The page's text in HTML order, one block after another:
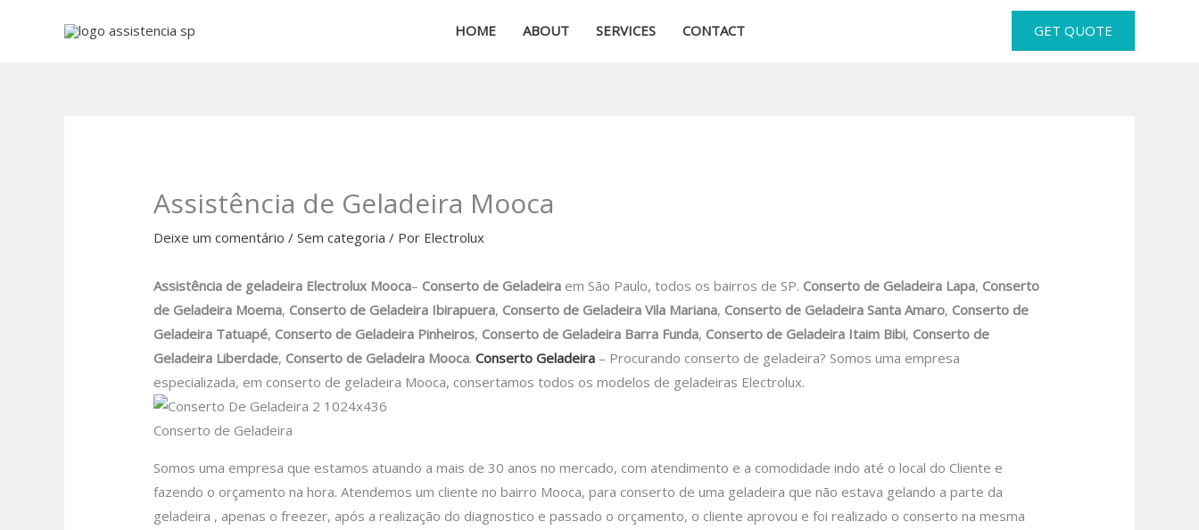
HOME ABOUT SERVICES CONTACT GET QUOTE
Assistência de Geladeira Mooca
Deixe um comentário /Sem categoria / Por Electrolux
Assistência de geladeira Electrolux Mooca–Conserto de Geladeira em São Paulo, todos os bairros de SP.Conserto de Geladeira Lapa,Conserto
de Geladeira Moema,Conserto de Geladeira Ibirapuera,Conserto de Geladeira Vila Mariana,Conserto de Geladeira Santa Amaro,Conserto de
Geladeira Tatuapé,Conserto de Geladeira Pinheiros,Conserto de Geladeira Barra Funda,Conserto de Geladeira Itaim Bibi,Conserto de
Geladeira Liberdade,Conserto de Geladeira Mooca.Conserto Geladeira – Procurando conserto de geladeira? Somos uma empresa
especializada, em conserto de geladeira Mooca, consertamos todos os modelos de geladeiras Electrolux.
Conserto de Geladeira
Somos uma empresa que estamos atuando a mais de 30 anos no mercado, com atendimento e a comodidade indo até o local do Cliente e
fazendo o orçamento na hora. Atendemos um cliente no bairro Mooca, para conserto de uma geladeira que não estava gelando a parte da
geladeira , apenas o freezer, após a realização do diagnostico e passado o orçamento, o cliente aprovou e foi realizado o conserto na mesma